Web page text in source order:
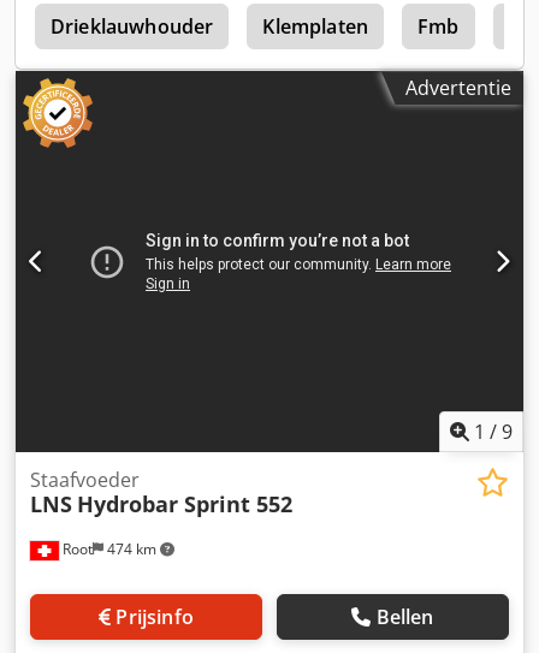
Drieklauwhouder Klemplaten Fmb
Advertentie
1 /9
Root 474 km
Staafvoeder
LNS Hydrobar Sprint 552
Prijsinfo Bellen